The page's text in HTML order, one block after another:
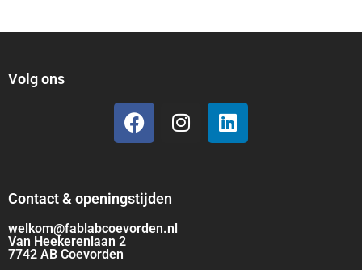
Volg ons
Contact & openingstijden
welkom@fablabcoevorden.nl
Van Heekerenlaan 2
7742 AB Coevorden